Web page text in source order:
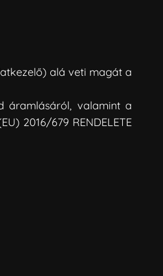
alá veti magát a
áramlásáról, valamint a
2016/679 RENDELETE